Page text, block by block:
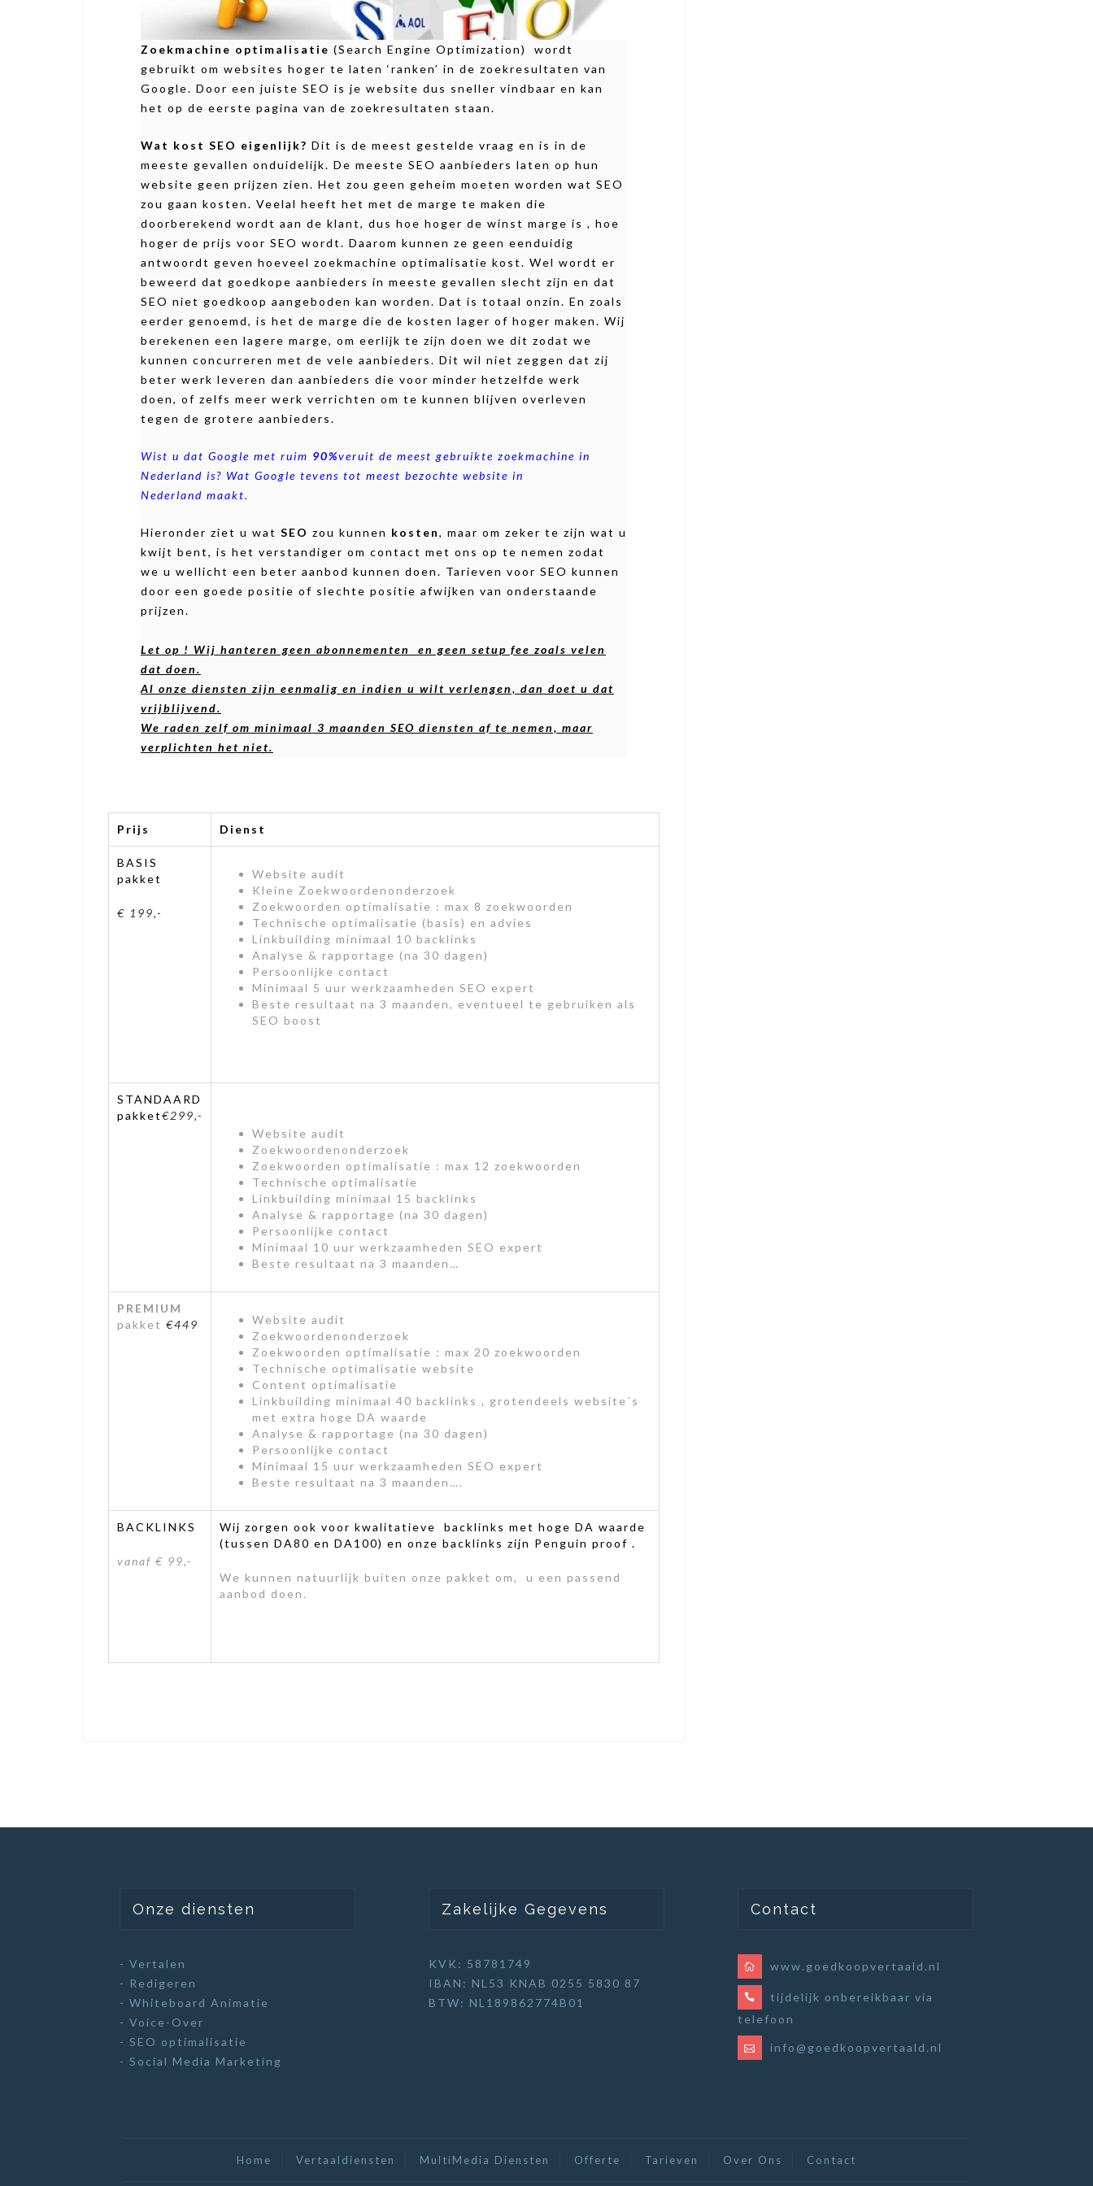
Zoekmachine optimalisatie (Search Engine Optimization) wordt
gebruikt om websites hoger te laten ‘ranken’ in de zoekresultaten van
Google. Door een juiste SEO is je website dus sneller vindbaar en kan
het op de eerste pagina van de zoekresultaten staan.
Wat kost SEO eigenlijk? Dit is de meest gestelde vraag en is in de
meeste gevallen onduidelijk. De meeste SEO aanbieders laten op hun
website geen prijzen zien. Het zou geen geheim moeten worden wat SEO
zou gaan kosten. Veelal heeft het met de marge te maken die
doorberekend wordt aan de klant, dus hoe hoger de winst marge is , hoe
hoger de prijs voor SEO wordt. Daarom kunnen ze geen eenduidig
antwoordt geven hoeveel zoekmachine optimalisatie kost. Wel wordt er
beweerd dat goedkope aanbieders in meeste gevallen slecht zijn en dat
SEO niet goedkoop aangeboden kan worden. Dat is totaal onzin. En zoals
eerder genoemd, is het de marge die de kosten lager of hoger maken. Wij
berekenen een lagere marge, om eerlijk te zijn doen we dit zodat we
kunnen concurreren met de vele aanbieders. Dit wil niet zeggen dat zij
beter werk leveren dan aanbieders die voor minder hetzelfde werk
doen, of zelfs meer werk verrichten om te kunnen blijven overleven
tegen de grotere aanbieders.
Wist u dat Google met ruim 90%veruit de meest gebruikte zoekmachine in
Nederland is? Wat Google tevens tot meest bezochte website in
Nederland maakt.
Hieronder ziet u wat SEO zou kunnen kosten, maar om zeker te zijn wat u
kwijt bent, is het verstandiger om contact met ons op te nemen zodat
we u wellicht een beter aanbod kunnen doen. Tarieven voor SEO kunnen
door een goede positie of slechte positie afwijken van onderstaande
prijzen.
Let op ! Wij hanteren geen abonnementen en geen setup fee zoals velen
dat doen.
Al onze diensten zijn eenmalig en indien u wilt verlengen, dan doet u dat
vrijblijvend.
We raden zelf om minimaal 3 maanden SEO diensten af te nemen, maar
verplichten het niet.
Prijs Dienst
BASIS
pakket
€ 199,-
Website audit
Kleine Zoekwoordenonderzoek
Zoekwoorden optimalisatie : max 8 zoekwoorden
Technische optimalisatie (basis) en advies
Linkbuilding minimaal 10 backlinks
Analyse & rapportage (na 30 dagen)
Persoonlijke contact
Minimaal 5 uur werkzaamheden SEO expert
Beste resultaat na 3 maanden, eventueel te gebruiken als
SEO boost
STANDAARD
pakket€299,-
Website audit
Zoekwoordenonderzoek
Zoekwoorden optimalisatie : max 12 zoekwoorden
Technische optimalisatie
Linkbuilding minimaal 15 backlinks
Analyse & rapportage (na 30 dagen)
Persoonlijke contact
Minimaal 10 uur werkzaamheden SEO expert
Beste resultaat na 3 maanden…
PREMIUM
pakket €449
Website audit
Zoekwoordenonderzoek
Zoekwoorden optimalisatie : max 20 zoekwoorden
Technische optimalisatie website
Content optimalisatie
Linkbuilding minimaal 40 backlinks , grotendeels website´s
met extra hoge DA waarde
Analyse & rapportage (na 30 dagen)
Persoonlijke contact
Minimaal 15 uur werkzaamheden SEO expert
Beste resultaat na 3 maanden….
BACKLINKS
vanaf € 99,-
Wij zorgen ook voor kwalitatieve backlinks met hoge DA waarde
(tussen DA80 en DA100) en onze backlinks zijn Penguin proof .
We kunnen natuurlijk buiten onze pakket om, u een passend
aanbod doen.
Onze diensten
- Vertalen
- Redigeren
- Whiteboard Animatie
- Voice-Over
- SEO optimalisatie
- Social Media Marketing
Zakelijke Gegevens
KVK: 58781749
IBAN: NL53 KNAB 0255 5830 87
BTW: NL189862774B01
Contact
www.goedkoopvertaald.nl
tijdelijk onbereikbaar via
telefoon
info@goedkoopvertaald.nl
Home Vertaaldiensten MultiMedia Diensten Offerte Tarieven Over Ons Contact